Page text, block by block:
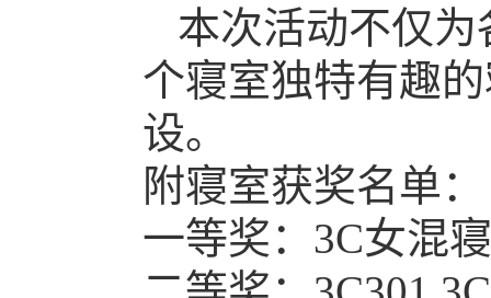
本次活动不仅
个寝室独特有趣
设。
附寝室获奖名单：
一等奖：3C女混